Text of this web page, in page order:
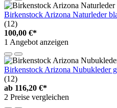
Birkenstock Arizona Naturleder
(12)
100,00 €*
1 Angebot anzeigen
Birkenstock Arizona Nubukleder
(12)
ab 116,20 €*
2 Preise vergleichen